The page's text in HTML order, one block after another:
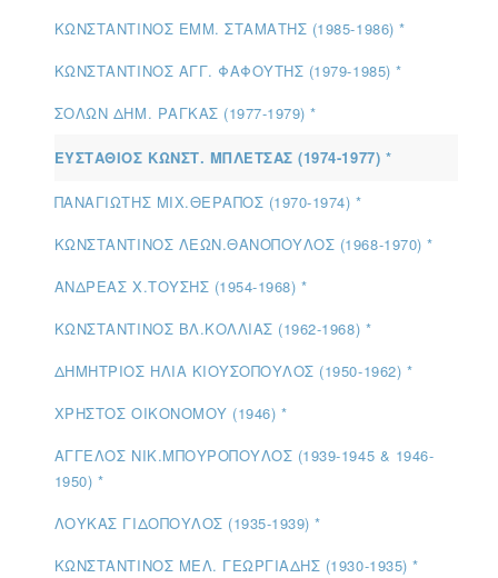
ΚΩΝΣΤΑΝΤΙΝΟΣ ΕΜΜ. ΣΤΑΜΑΤΗΣ (1985-1986) *
ΚΩΝΣΤΑΝΤΙΝΟΣ ΑΓΓ. ΦΑΦΟΥΤΗΣ (1979-1985) *
ΣΟΛΩΝ ΔΗΜ. ΡΑΓΚΑΣ (1977-1979) *
ΕΥΣΤΑΘΙΟΣ ΚΩΝΣΤ. ΜΠΛΕΤΣΑΣ (1974-1977) *
ΠΑΝΑΓΙΩΤΗΣ ΜΙΧ.ΘΕΡΑΠΟΣ (1970-1974) *
ΚΩΝΣΤΑΝΤΙΝΟΣ ΛΕΩΝ.ΘΑΝΟΠΟΥΛΟΣ (1968-1970) *
ΑΝΔΡΕΑΣ Χ.ΤΟΥΣΗΣ (1954-1968) *
ΚΩΝΣΤΑΝΤΙΝΟΣ ΒΛ.ΚΟΛΛΙΑΣ (1962-1968) *
ΔΗΜΗΤΡΙΟΣ ΗΛΙΑ ΚΙΟΥΣΟΠΟΥΛΟΣ (1950-1962) *
ΧΡΗΣΤΟΣ ΟΙΚΟΝΟΜΟΥ (1946) *
ΑΓΓΕΛΟΣ ΝΙΚ.ΜΠΟΥΡΟΠΟΥΛΟΣ (1939-1945 & 1946-
1950) *
ΛΟΥΚΑΣ ΓΙΔΟΠΟΥΛΟΣ (1935-1939) *
ΚΩΝΣΤΑΝΤΙΝΟΣ ΜΕΛ. ΓΕΩΡΓΙΑΔΗΣ (1930-1935) *